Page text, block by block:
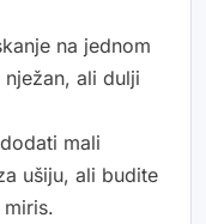
na jednom
ali dulji
mali
ušiju, ali budite